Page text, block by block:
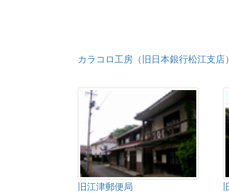
カラコロ工房（旧日本銀行松江支店
旧江津郵便局